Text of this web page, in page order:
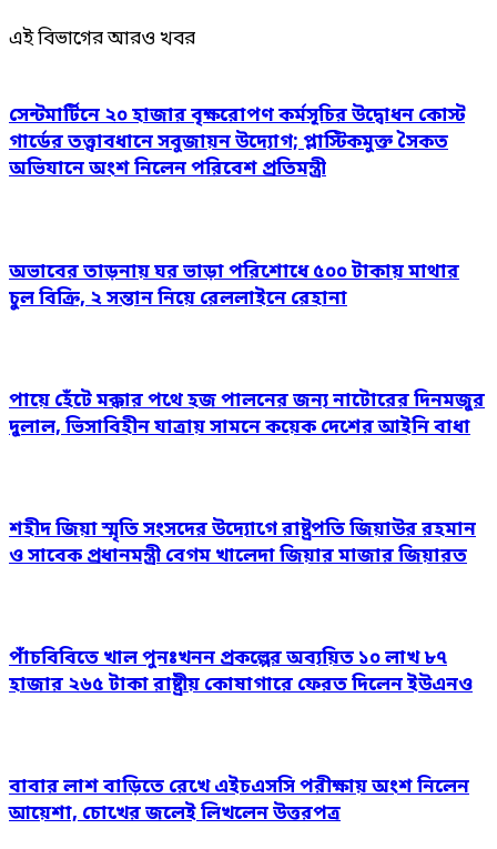
এই বিভাগের আরও খবর
সেন্টমার্টিনে ২০ হাজার বৃক্ষরোপণ কর্মসূচির উদ্বোধন কোস্ট
গার্ডের তত্ত্বাবধানে সবুজায়ন উদ্যোগ; প্লাস্টিকমুক্ত সৈকত
অভিযানে অংশ নিলেন পরিবেশ প্রতিমন্ত্রী
অভাবের তাড়নায় ঘর ভাড়া পরিশোধে ৫০০ টাকায় মাথার
চুল বিক্রি, ২ সন্তান নিয়ে রেললাইনে রেহানা
পায়ে হেঁটে মক্কার পথে হজ পালনের জন্য নাটোরের দিনমজুর
দুলাল, ভিসাবিহীন যাত্রায় সামনে কয়েক দেশের আইনি বাধা
শহীদ জিয়া স্মৃতি সংসদের উদ্যোগে রাষ্ট্রপতি জিয়াউর রহমান
ও সাবেক প্রধানমন্ত্রী বেগম খালেদা জিয়ার মাজার জিয়ারত
পাঁচবিবিতে খাল পুনঃখনন প্রকল্পের অব্যয়িত ১০ লাখ ৮৭
হাজার ২৬৫ টাকা রাষ্ট্রীয় কোষাগারে ফেরত দিলেন ইউএনও
বাবার লাশ বাড়িতে রেখে এইচএসসি পরীক্ষায় অংশ নিলেন
আয়েশা, চোখের জলেই লিখলেন উত্তরপত্র